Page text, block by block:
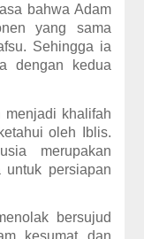
bahwa Adam
yang sama
Sehingga ia
dengan kedua
menjadi khalifah
oleh Iblis.
merupakan
untuk persiapan
bersujud